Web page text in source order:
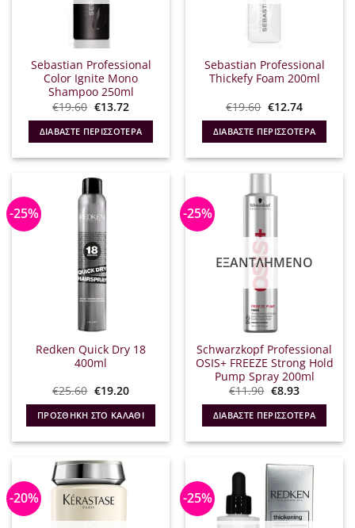
Sebastian Professional
Color Ignite Mono
Shampoo 250ml
€19.60 Original
price
was:
€19.60.
€13.72Η
τρέχουσα
τιμή
είναι:
€13.72.
ΔΙΑΒΆΣΤΕ ΠΕΡΙΣΣΌΤΕΡΑ
Sebastian Professional
Thickefy Foam 200ml
€19.60 Original
price
was:
€19.60.
€12.74Η
τρέχουσα
τιμή
είναι:
€12.74.
ΔΙΑΒΆΣΤΕ ΠΕΡΙΣΣΌΤΕΡΑ
-25%
Redken Quick Dry 18
400ml
€25.60 Original
was:
€25.60.
€19.20Η
τιμή
είναι:
€19.20.
ΠΡΟΣΘΉΚΗ ΣΤΟ ΚΑΛΆΘΙ
-25%
ΕΞΑΝΤΛΗΜΈΝΟ
Schwarzkopf Professional
OSIS+ FREEZE Strong Hold
Pump Spray 200ml
€11.90 Original
was:
€11.90.
€8.93Η
τιμή
είναι:
€8.93.
ΔΙΑΒΆΣΤΕ ΠΕΡΙΣΣΌΤΕΡΑ
-20% -25%